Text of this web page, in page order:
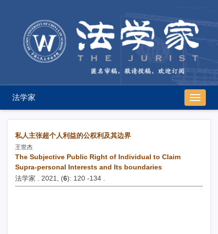
导
航
切
法学家
私人主张超个人利益的公权利及其边界
王世杰
The Subjective Public Right of Individual to Claim
Supra-personal Interests and Its boundaries
法学家 . 2021, (6): 120 -134 .